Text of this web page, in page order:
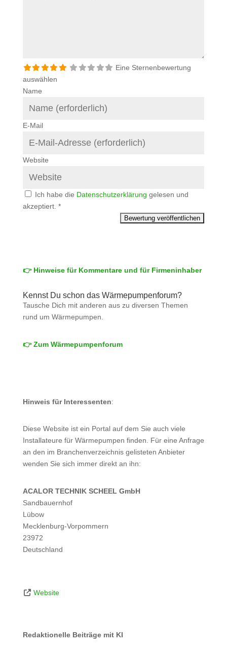
Eine Sternenbewertung
auswählen
Name
E-Mail
Website
Ich habe die Datenschutzerklärung gelesen und
akzeptiert. *
👉 Hinweise für Kommentare und für Firmeninhaber
Kennst Du schon das Wärmepumpenforum?
Tausche Dich mit anderen aus zu diversen Themen
rund um Wärmepumpen.
👉 Zum Wärmepumpenforum
Hinweis für Interessenten:
Diese Website ist ein Portal auf dem Sie auch viele
Installateure für Wärmepumpen finden. Für eine Anfrage
an den im Branchenverzeichnis gelisteten Anbieter
wenden Sie sich immer direkt an ihn:
ACALOR TECHNIK SCHEEL GmbH
Sandbauernhof
Lübow
Mecklenburg-Vorpommern
23972
Deutschland
Website
Redaktionelle Beiträge mit KI